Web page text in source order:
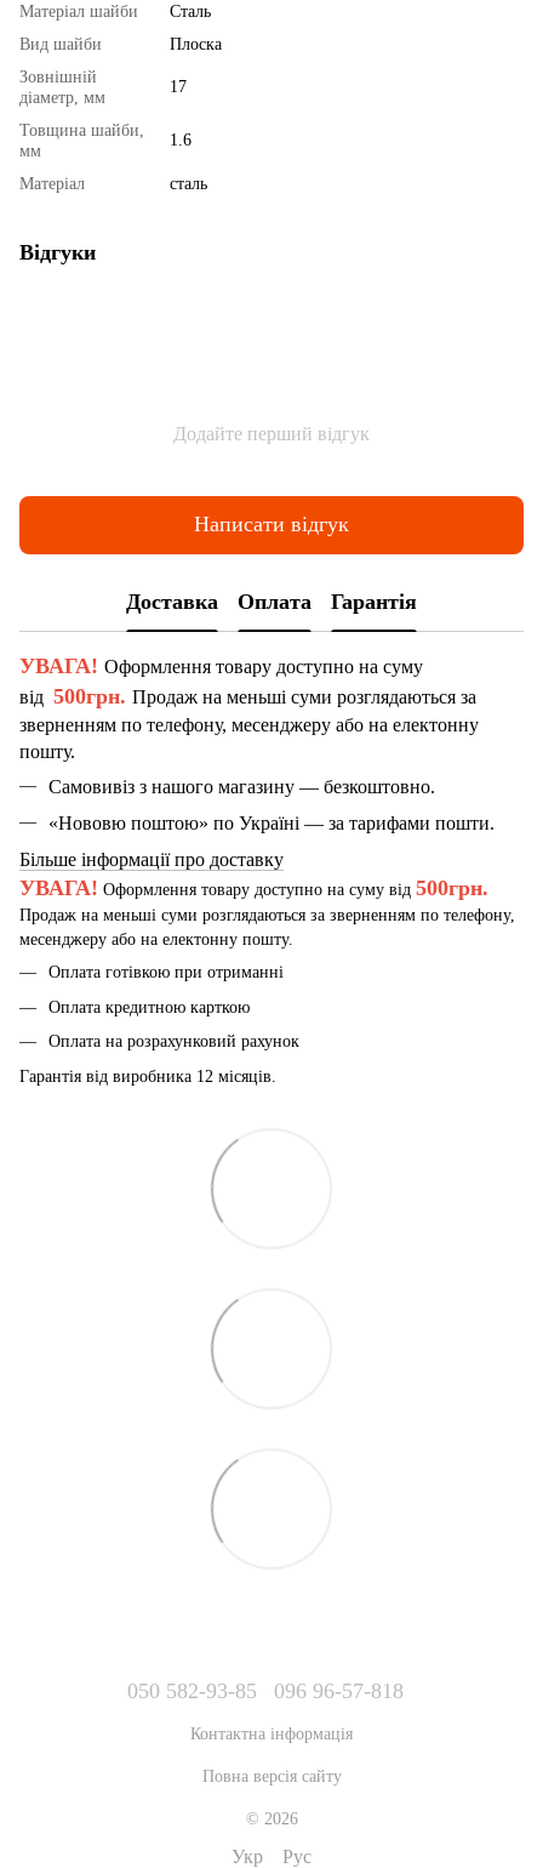
Матеріал шайби
Сталь
Вид шайби
Плоска
Зовнішній
діаметр, мм
17
Товщина шайби,
мм
1.6
Матеріал сталь
Відгуки
Додайте перший відгук
Написати відгук
Доставка Оплата Гарантія
УВАГА! Оформлення товару доступно на суму
від 500грн. Продаж на меньші суми розглядаються за
зверненням по телефону, месенджеру або на електонну
пошту.
Самовивіз з нашого магазину — безкоштовно.
«Нововю поштою» по Україні — за тарифами пошти.
Більше інформації про доставку
УВАГА! Оформлення товару доступно на суму від 500грн.
Продаж на меньші суми розглядаються за зверненням по телефону,
месенджеру або на електонну пошту.
Оплата готівкою при отриманні
Оплата кредитною карткою
Оплата на розрахунковий рахунок
Гарантія від виробника 12 місяців.
050 582-93-85 096 96-57-818
Контактна інформація
Повна версія сайту
© 2026
Укр Рус